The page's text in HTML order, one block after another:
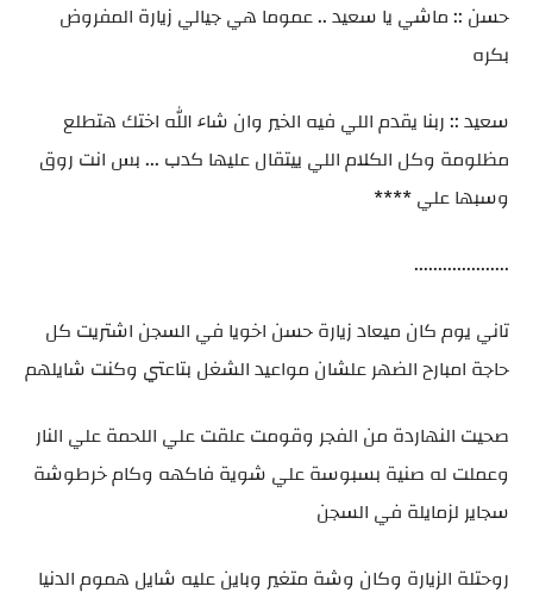
حسن :: ماشي يا سعيد .. عموما هي جيالي زيارة المفروض
بكره
سعيد :: ربنا يقدم اللي فيه الخير وان شاء الله اختك هتطلع
مظلومة وكل الكلام اللي ييتقال عليها كدب ... بس انت روق
وسبها علي ****
....................
تاني يوم كان ميعاد زيارة حسن اخويا في السجن اشتريت كل
حاجة امبارح الضهر علشان مواعيد الشغل بتاعتي وكنت شايلهم
صحيت النهاردة من الفجر وقومت علقت علي اللحمة علي النار
وعملت له صنية بسبوسة علي شوية فاكهه وكام خرطوشة
سجاير لزمايلة في السجن
روحتلة الزيارة وكان وشة متغير وباين عليه شايل هموم الدنيا